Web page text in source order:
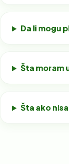
Da li mogu
Šta moram
Šta ako